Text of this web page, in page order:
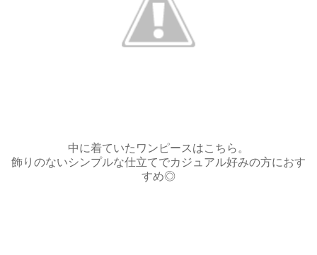
中に着ていたワンピースはこちら。
飾りのないシンプルな仕立てでカジュアル好みの方におす
すめ◎